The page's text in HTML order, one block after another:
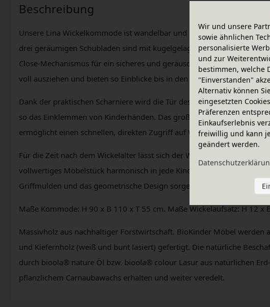
Beschreibung
Unsere Lina Wickelkommode ist wandelbar und bietet viel Platz für
drei geräumigen Schubladen sind mit kugelgelagerten
Close-Mechanismus für ein sicheres und geräuscharmes Schließen
voll ausziehen und bieten so Einblicke bis in den hintersten Bereich der
Dank der praktischen Scharniere wird die Tür des Schrankfachs beim
so das Einklemmen von Kinderhänden. Das große offenen Fach direkt
ermöglicht einen schnellen, direkten Zugriff auf Windeln und weitere
Für die Zeit nach dem Wickelalter lässt sich der Wickelaufsatz einfach
vollwertiges Möbelstück harmonisch in jede Kinderzimmereinrichtung
Griffmulden und das geometrische Design sorgen dabei für einen
Maße Kommode: H 90 x B 110 x T 55 cm. Maße Wickelaufsatz: H 12 x
Massivholz aus nachhaltiger Forstwirtschaft. BioKinder Möbel werden
und Kiefernholz (weiß und bunt lasiert) gefertigt. Die natürliche
durch bioola® nature Öl bzw. bioola® colour Lasur aus natürlichen
pflanzlichem Carnaubawachs erhalten und weiter veredelt.
Wir und unsere
sowie ähnlichen
personalisierte
und zur
bestimmen, welche
"Einverstanden"
Alternativ können
eingesetzten
Präferenzen
Einkaufserlebnis
freiwillig und kann
geändert werden.